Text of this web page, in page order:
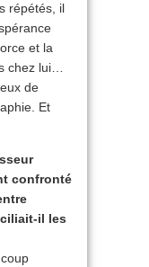
répétés, il
et la
chez lui…
de
Et
confronté
il les